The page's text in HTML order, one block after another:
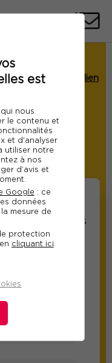
est
nous
le contenu et
et d'analyser
utiliser notre
à nos
d’avis et
Google : ce
données
mesure de
protection
cliquant ici.
conflits au quotidien
positives
relatives
suivi
la formation